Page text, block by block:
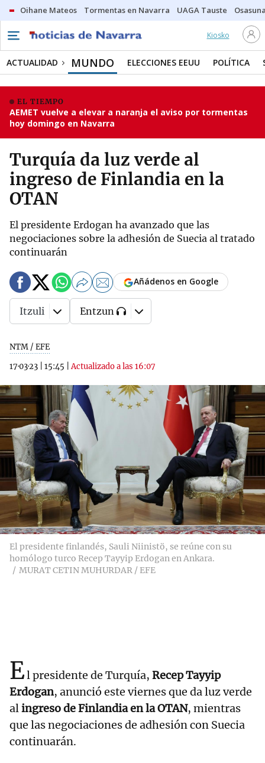
Oihane Mateos Tormentas en Navarra UAGA Tauste
Kiosko
ACTUALIDAD MUNDO ELECCIONES EEUU POLÍTICA
EL TIEMPO
AEMET vuelve a elevar a naranja el aviso por tormentas
hoy domingo en Navarra
Turquía da luz verde al
ingreso de Finlandia en la
OTAN
El presidente Erdogan ha avanzado que las
negociaciones sobre la adhesión de Suecia al tratado
continuarán
NTM / EFE
17·03·23
15:45 |Actualizado a las 16:07
Añádenos en Google
Itzuli Entzun
El presidente finlandés, Sauli Niinistö, se reúne con su
homólogo turco Recep Tayyip Erdogan en Ankara.
MURAT CETIN MUHURDAR / EFE
El presidente de Turquía, Recep Tayyip
Erdogan, anunció este viernes que da luz verde
alingreso de Finlandia en la OTAN, mientras
que las negociaciones de adhesión con Suecia
continuarán.